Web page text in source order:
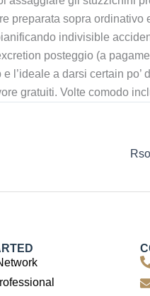
preparata sopra
indivisible
posteggio (a
a darsi certain
gratuiti. Volte comodo